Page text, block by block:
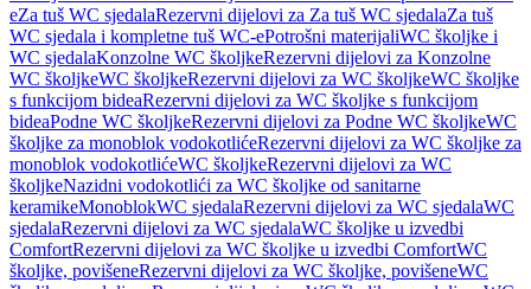
eZa tuš WC sjedalaRezervni dijelovi za Za tuš WC sjedalaZa tuš
WC sjedala i kompletne tuš WC-ePotrošni materijaliWC školjke i
WC sjedalaKonzolne WC školjkeRezervni dijelovi za Konzolne
WC školjkeWC školjkeRezervni dijelovi za WC školjkeWC školjke
s funkcijom bideaRezervni dijelovi za WC školjke s funkcijom
bideaPodne WC školjkeRezervni dijelovi za Podne WC školjkeWC
školjke za monoblok vodokotlićeRezervni dijelovi za WC školjke za
monoblok vodokotlićeWC školjkeRezervni dijelovi za WC
školjkeNazidni vodokotlići za WC školjke od sanitarne
keramikeMonoblokWC sjedalaRezervni dijelovi za WC sjedalaWC
sjedalaRezervni dijelovi za WC sjedalaWC školjke u izvedbi
ComfortRezervni dijelovi za WC školjke u izvedbi ComfortWC
školjke, povišeneRezervni dijelovi za WC školjke, povišeneWC